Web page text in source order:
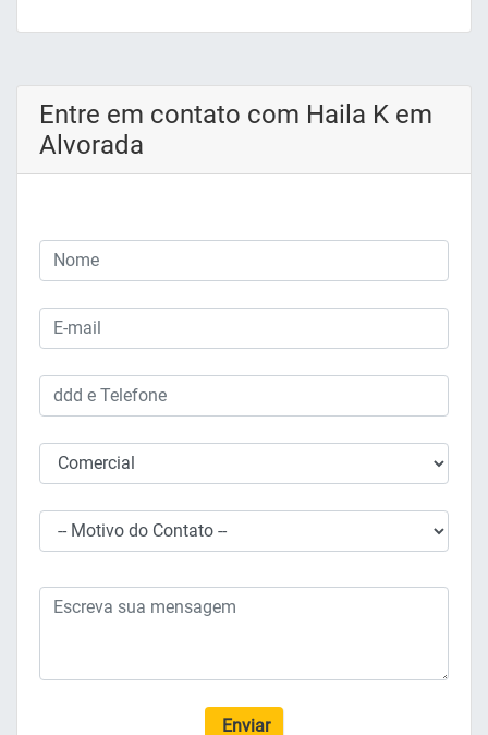
Entre em contato com Haila K em
Alvorada
Enviar